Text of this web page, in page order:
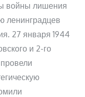
войны лишения
ленинградцев
27 января 1944
и 2-го